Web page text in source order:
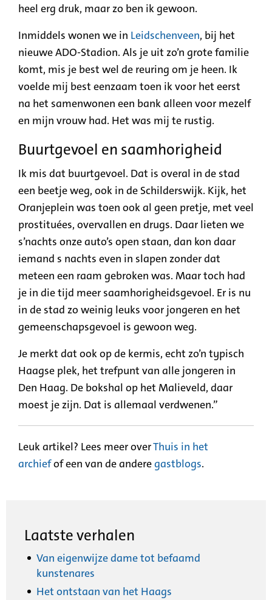
heel erg druk, maar zo ben ik gewoon.
Inmiddels wonen we in Leidschenveen, bij het
nieuwe ADO-Stadion. Als je uit zo’n grote familie
komt, mis je best wel de reuring om je heen. Ik
voelde mij best eenzaam toen ik voor het eerst
na het samenwonen een bank alleen voor mezelf
en mijn vrouw had. Het was mij te rustig.
Buurtgevoel en saamhorigheid
Ik mis dat buurtgevoel. Dat is overal in de stad
een beetje weg, ook in de Schilderswijk. Kijk, het
Oranjeplein was toen ook al geen pretje, met veel
prostituées, overvallen en drugs. Daar lieten we
s’nachts onze auto’s open staan, dan kon daar
iemand s nachts even in slapen zonder dat
meteen een raam gebroken was. Maar toch had
je in die tijd meer saamhorigheidsgevoel. Er is nu
in de stad zo weinig leuks voor jongeren en het
gemeenschapsgevoel is gewoon weg.
Je merkt dat ook op de kermis, echt zo’n typisch
Haagse plek, het trefpunt van alle jongeren in
Den Haag. De bokshal op het Malieveld, daar
moest je zijn. Dat is allemaal verdwenen.”
Leuk artikel? Lees meer overThuis in het
archiefof een van de anderegastblogs.
Laatste verhalen
Van eigenwijze dame tot befaamd
kunstenares
Het ontstaan van het Haags